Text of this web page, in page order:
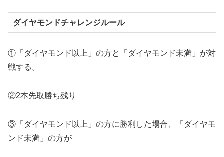
ダイヤモンドチャレンジルール
①「ダイヤモンド以上」の方と「ダイヤモンド未満」が対
戦する。
②2本先取勝ち残り
③「ダイヤモンド以上」の方に勝利した場合、「ダイヤモ
ンド未満」の方が